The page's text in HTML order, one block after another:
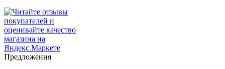
Предложения